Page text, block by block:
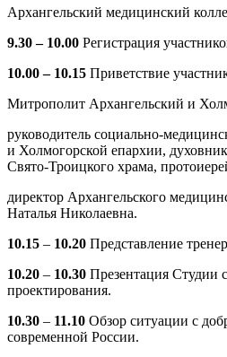
Архангельский медицинский
9.30 – 10.00 Регистрация
10.00 – 10.15 Приветствие
Митрополит Архангельский и
руководитель социально-
и Холмогорской епархии,
Свято-Троицкого храма,
директор Архангельского
Наталья Николаевна.
10.15 – 10.20 Представление
10.20 – 10.30 Презентация Студии
проектирования.
10.30 – 11.10 Обзор ситуации с
современной России.